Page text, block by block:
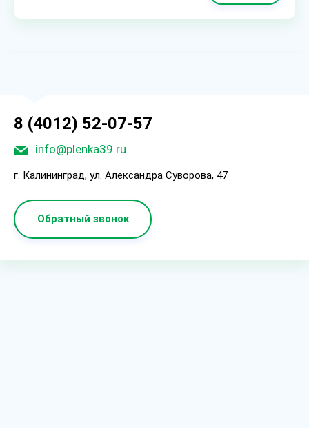
8 (4012) 52-07-57
info@plenka39.ru
г. Калининград, ул. Александра Суворова, 47
Обратный звонок